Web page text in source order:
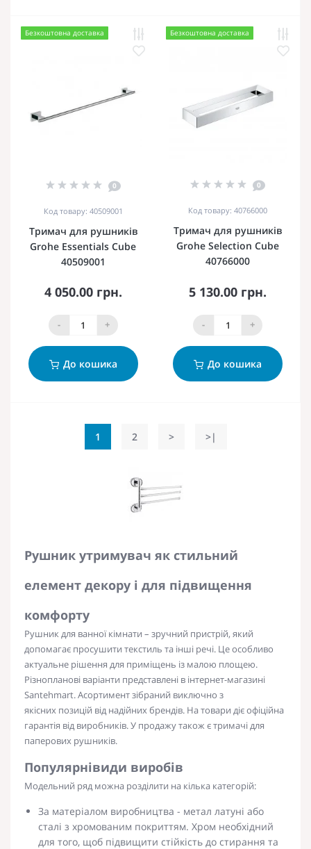
Безкоштовна доставка
0
Код товару: 40509001
Тримач для рушників
Grohe Essentials Cube
40509001
4 050.00 грн.
- +
До кошика
Безкоштовна доставка
0
Код товару: 40766000
Тримач для рушників
Grohe Selection Cube
40766000
5 130.00 грн.
- +
До кошика
1 2 > >|
Рушник утримувач як стильний
елемент декору і для підвищення
комфорту
Рушник для ванної кімнати – зручний пристрій, який
допомагає просушити текстиль та інші речі. Це особливо
актуальне рішення для приміщень із малою площею.
Різнопланові варіанти представлені в інтернет-магазині
Santehmart. Асортимент зібраний виключно з
якісних позицій від надійних брендів. На товари діє офіційна
гарантія від виробників. У продажу також є тримачі для
паперових рушників.
Популярнівиди виробів
Модельний ряд можна розділити на кілька категорій:
За матеріалом виробництва - метал латуні або
сталі з хромованим покриттям. Хром необхідний
для того, щоб підвищити стійкість до стирання та